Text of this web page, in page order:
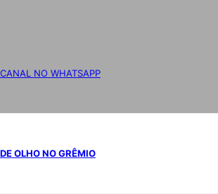
CANAL NO WHATSAPP
DE OLHO NO GRÊMIO